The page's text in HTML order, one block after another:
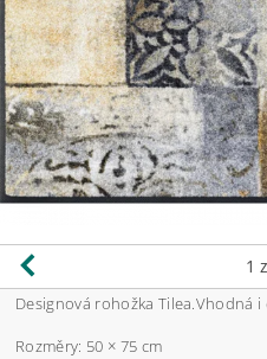
1
Designová rohožka Tilea.Vhodná
Rozměry: 50 × 75 cm